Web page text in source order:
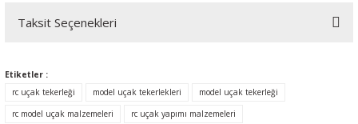
Taksit Seçenekleri
Etiketler :
rc uçak tekerleği
model uçak tekerlekleri
model uçak tekerleği
rc model uçak malzemeleri
rc uçak yapımı malzemeleri